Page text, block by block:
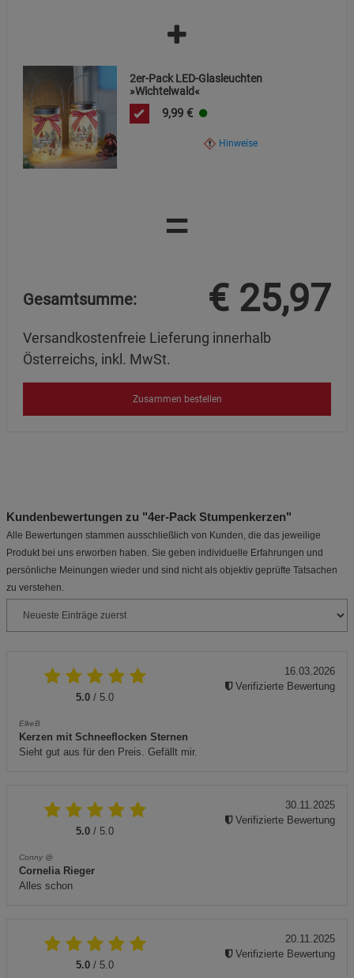
2er-Pack LED-Glasleuchten
»Wichtelwald«
9,99 €
Hinweise
=
Gesamtsumme: € 25,97
Versandkostenfreie Lieferung innerhalb
Österreichs, inkl. MwSt.
Zusammen bestellen
Kundenbewertungen zu "4er-Pack Stumpenkerzen"
Alle Bewertungen stammen ausschließlich von Kunden, die das jeweilige
Produkt bei uns erworben haben. Sie geben individuelle Erfahrungen und
persönliche Meinungen wieder und sind nicht als objektiv geprüfte Tatsachen
zu verstehen.
5.0 / 5.0
ElkeB
Kerzen mit Schneeflocken Sternen
Sieht gut aus für den Preis. Gefällt mir.
16.03.2026
Verifizierte Bewertung
5.0 / 5.0
Conny @
Cornelia Rieger
Alles schon
30.11.2025
Verifizierte Bewertung
5.0 / 5.0
20.11.2025
Verifizierte Bewertung
Marketing Cookies (3)
Beschreibung Marketing Cookies
Cookie-Informationen